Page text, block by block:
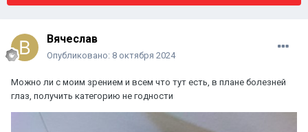
Вячеслав
Опубликовано: 8 октября 2024
Можно ли с моим зрением и всем что тут есть, в плане болезней
глаз, получить категорию не годности